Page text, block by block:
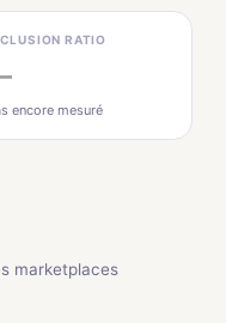
RATIO
encore mesuré
marketplaces